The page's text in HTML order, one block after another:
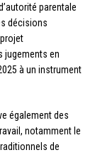
parentale
décisions
jugements en
à un instrument
également des
notamment le
de